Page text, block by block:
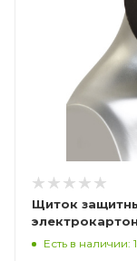
Щиток
(Смакотин)
Есть в наличии: 1